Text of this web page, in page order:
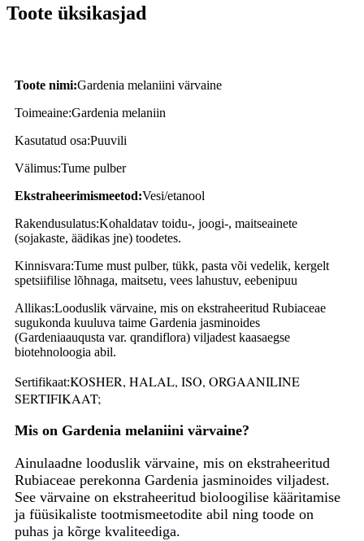
Toote üksikasjad
Toote nimi:Gardenia melaniini värvaine
Toimeaine:Gardenia melaniin
Kasutatud osa:Puuvili
Välimus:Tume pulber
Ekstraheerimismeetod:Vesi/etanool
Rakendusulatus:Kohaldatav toidu-, joogi-, maitseainete
(sojakaste, äädikas jne) toodetes.
Kinnisvara:Tume must pulber, tükk, pasta või vedelik, kergelt
spetsiifilise lõhnaga, maitsetu, vees lahustuv, eebenipuu
Allikas:Looduslik värvaine, mis on ekstraheeritud Rubiaceae
sugukonda kuuluva taime Gardenia jasminoides
(Gardeniaauqusta var. qrandiflora) viljadest kaasaegse
biotehnoloogia abil.
Sertifikaat:KOSHER, HALAL, ISO, ORGAANILINE
SERTIFIKAAT;
Mis on Gardenia melaniini värvaine?
Ainulaadne looduslik värvaine, mis on ekstraheeritud
Rubiaceae perekonna Gardenia jasminoides viljadest.
See värvaine on ekstraheeritud bioloogilise kääritamise
ja füüsikaliste tootmismeetodite abil ning toode on
puhas ja kõrge kvaliteediga.